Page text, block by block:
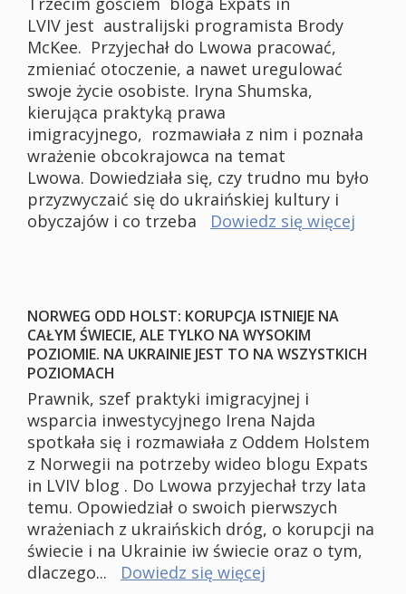
LVIV jest australijski programista Brody
McKee. Przyjechał do Lwowa pracować,
zmieniać otoczenie, a nawet uregulować
swoje życie osobiste. Iryna Shumska,
kierująca praktyką prawa
imigracyjnego, rozmawiała z nim i poznała
wrażenie obcokrajowca na temat
Lwowa. Dowiedziała się, czy trudno mu było
przyzwyczaić się do ukraińskiej kultury i
obyczajów i co trzeba
Dowiedz się więcej
NORWEG ODD HOLST: KORUPCJA ISTNIEJE NA
CAŁYM ŚWIECIE, ALE TYLKO NA WYSOKIM
POZIOMIE. NA UKRAINIE JEST TO NA WSZYSTKICH
POZIOMACH
Prawnik, szef praktyki imigracyjnej i
wsparcia inwestycyjnego Irena Najda
spotkała się i rozmawiała z Oddem Holstem
z Norwegii na potrzeby wideo blogu Expats
in LVIV blog . Do Lwowa przyjechał trzy lata
temu. Opowiedział o swoich pierwszych
wrażeniach z ukraińskich dróg, o korupcji na
świecie i na Ukrainie iw świecie oraz o tym,
dlaczego...
Dowiedz się więcej